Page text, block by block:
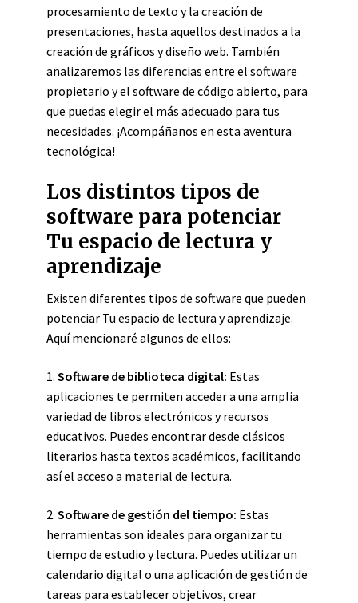
procesamiento de texto y la creación de
presentaciones, hasta aquellos destinados a la
creación de gráficos y diseño web. También
analizaremos las diferencias entre el software
propietario y el software de código abierto, para
que puedas elegir el más adecuado para tus
necesidades. ¡Acompáñanos en esta aventura
tecnológica!
Los distintos tipos de
software para potenciar
Tu espacio de lectura y
aprendizaje
Existen diferentes tipos de software que pueden
potenciar Tu espacio de lectura y aprendizaje.
Aquí mencionaré algunos de ellos:
1. Software de biblioteca digital: Estas
aplicaciones te permiten acceder a una amplia
variedad de libros electrónicos y recursos
educativos. Puedes encontrar desde clásicos
literarios hasta textos académicos, facilitando
así el acceso a material de lectura.
2. Software de gestión del tiempo: Estas
herramientas son ideales para organizar tu
tiempo de estudio y lectura. Puedes utilizar un
calendario digital o una aplicación de gestión de
tareas para establecer objetivos, crear